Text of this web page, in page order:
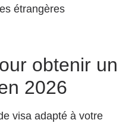
étrangères
obtenir un
2026
visa adapté à votre